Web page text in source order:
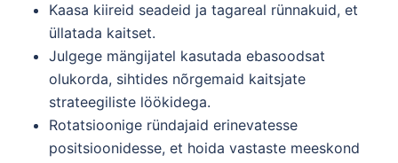
Kaasa kiireid seadeid ja tagareal rünnakuid, et
üllatada kaitset.
Julgege mängijatel kasutada ebasoodsat
olukorda, sihtides nõrgemaid kaitsjate
strateegiliste löökidega.
Rotatsioonige ründajaid erinevatesse
positsioonidesse, et hoida vastaste meeskond